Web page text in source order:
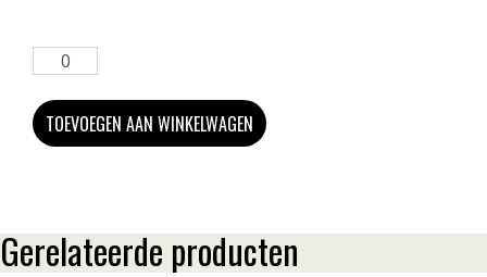
TOEVOEGEN AAN WINKELWAGEN
Gerelateerde producten